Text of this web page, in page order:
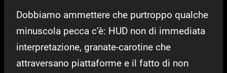
Dobbiamo ammettere che purtroppo qualche
minuscola pecca c’è: HUD non di immediata
interpretazione, granate-carotine che
attraversano piattaforme e il fatto di non